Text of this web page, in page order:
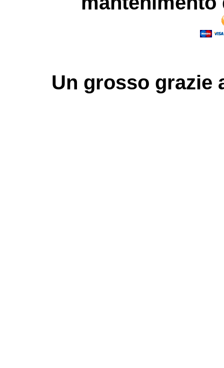
Un grosso grazie